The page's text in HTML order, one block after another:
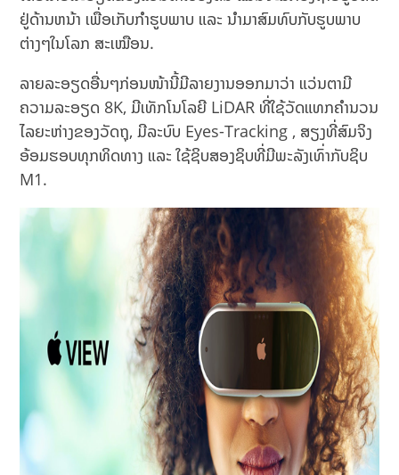
ຢູ່ດ້ານຫນ້າ ເພື່ອເກັບກໍາຮູບພາບ ແລະ ນຳມາສົມທົບກັບຮູບພາບ
ຕ່າງໆໃນໂລກ ສະເໝືອນ.
ລາຍລະອຽດອື່ນໆກ່ອນໜ້ານີ້ມີລາຍງານອອກມາວ່າ ແວ່ນຕາມີ
ຄວາມລະອຽດ 8K, ມີເທັກໂນໂລຍີ LiDAR ທີ່ໃຊ້ວັດແທກຄຳນວນ
ໄລຍະຫ່າງຂອງວັດຖຸ, ມີລະບົບ Eyes-Tracking , ສຽງທີ່ສົມຈິງ
ອ້ອມຮອບທຸກທິດທາງ ແລະ ໃຊ້ຊິບສອງຊິບທີ່ມີພະລັງເທົ່າກັບຊິບ
M1.